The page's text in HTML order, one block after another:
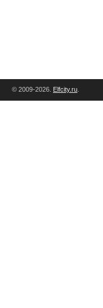
© 2009-2026. Elfcity.ru